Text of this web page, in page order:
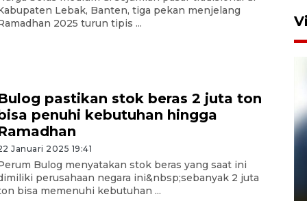
Lebak, Banten, tiga pekan menjelang
2025 turun tipis ...
pastikan stok beras 2 juta ton
penuhi kebutuhan hingga
Januari 2025 19:41
Bulog menyatakan stok beras yang saat ini
perusahaan negara ini&nbsp;sebanyak 2 juta
bisa memenuhi kebutuhan ...
Pelanggan Filaha Farm setia
sampai 8 tahan?